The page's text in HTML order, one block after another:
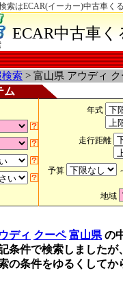
索はECAR(イーカー)中古車く
ECAR中古車
検索 > 富山県 アウディ
ム
年式
走行距離
予算
地域
ディ クーペ 富山県 の
記条件で検索しました
の条件をゆるくして